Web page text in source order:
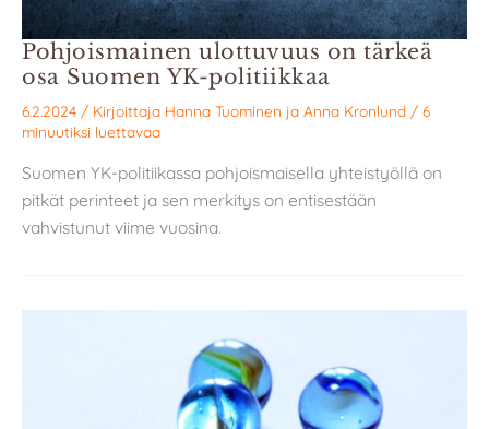
Pohjoismainen ulottuvuus on tärkeä
osa Suomen YK-politiikkaa
6.2.2024 / Kirjoittaja Hanna Tuominen ja Anna Kronlund / 6
minuutiksi luettavaa
Suomen YK-politiikassa pohjoismaisella yhteistyöllä on
pitkät perinteet ja sen merkitys on entisestään
vahvistunut viime vuosina.